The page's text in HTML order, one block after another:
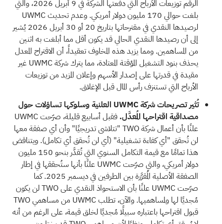
الرقم توزيعات الأرباح التي دفعتها الشركة في 9 أبريل 2026، والتي
بلغت حوالي 170 مليون دولار أمريكي. وعدم تحديث UWMC
لرصيدها النقدي في مقترحاتها بتاريخ 20 أو 30 أبريل 2026 يُشير
إلى أن رصيدها النقدي الحالي قد يكون أقل مما أبلغت به اثنين
من المساهمين. ومما يزيد هذه المخاوف تعقيداً، أن الاقتراح المعدل
يحذف بنود التشغيل المؤقتة المعتادة، مما يترك شركة UWMC غير
مقيدة في قدرتها على إصدار الأسهم وإعلان المزيد من توزيعات
الأرباح التي تستنزف رأس المال قبل الإغلاق.
تُثير تصريحات شركة UWMC العلنية وسلوكها تساؤلات حول
مصداقية اقتراحها المُعدَّل.
فقبل أسابيع قليلة، صرّحت UWMC
علنًا بأن أعمال شركة TWO "تتلاشى تدريجيًا" وأن أي صفقة معها
لن تُحقق "أي كفاءة تشغيلية" (أي لن تُحقق أي تكامل). ويتناقض
هذا تمامًا مع قيمة التكامل السنوي التي تُقدَّر بنحو 150 مليون
دولار أمريكي، والتي صرّحت UWMC علنًا بأنها ستُحققها في إطار
الصفقة الأصلية المُقرَّرة بين الطرفين في ديسمبر 2025. كما
صرّحت UWMC علنًا بأن الاستحواذ النقدي على TWO لن يكون
مُجديًا لها ولمساهميها. والآن، تطلب UWMC من مساهمي TWO
قبول اقتراحها باعتباره سبيلًا مُجديًا لخلق قيمة، على الرغم من أنه